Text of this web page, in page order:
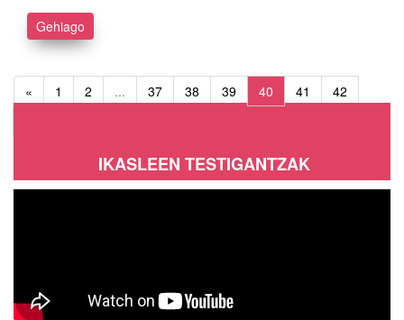
Gehiago
« 1 2 ... 37 38 39 40 41
42
IKASLEEN TESTIGANTZAK